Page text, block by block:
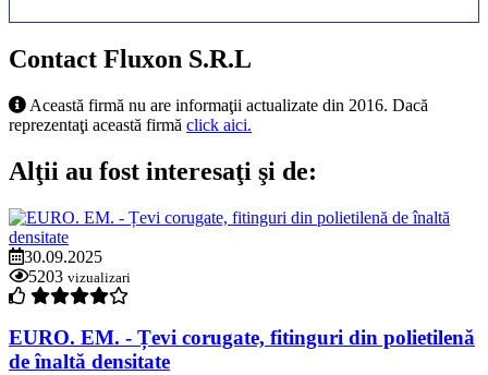
Contact Fluxon S.R.L
Această firmă nu are informaţii actualizate din 2016. Dacă
reprezentaţi această firmă click aici.
Alţii au fost interesaţi şi de:
30.09.2025
5203 vizualizari
EURO. EM. - Țevi corugate, fitinguri din polietilenă
de înaltă densitate